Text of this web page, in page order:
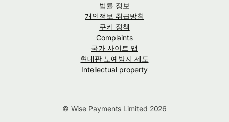
법률 정보
개인정보 취급방침
쿠키 정책
Complaints
국가 사이트 맵
현대판 노예방지 제도
Intellectual property
© Wise Payments Limited 2026